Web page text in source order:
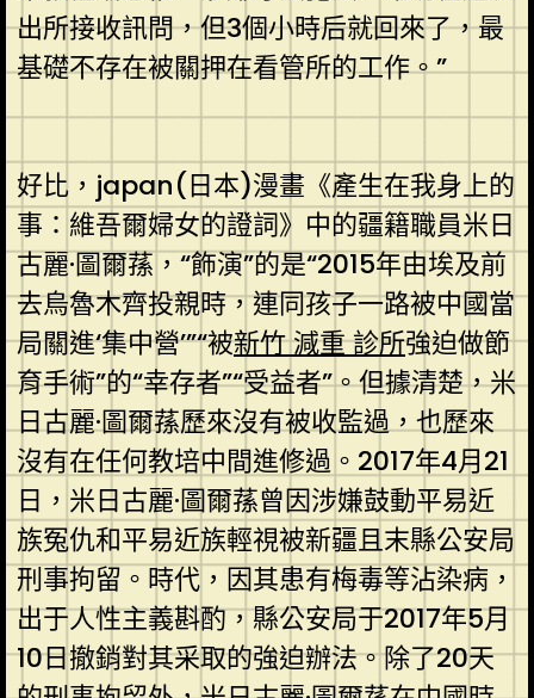
出所接收訊問，但3個小時后就回來了，最
基礎不存在被關押在看管所的工作。”
好比，japan(日本)漫畫《產生在我身上的
事：維吾爾婦女的證詞》中的疆籍職員米日
古麗·圖爾蓀，“飾演”的是“2015年由埃及前
去烏魯木齊投親時，連同孩子一路被中國當
局關進‘集中營’”“被新竹 減重 診所強迫做節
育手術”的“幸存者”“受益者”。但據清楚，米
日古麗·圖爾蓀歷來沒有被收監過，也歷來
沒有在任何教培中間進修過。2017年4月21
日，米日古麗·圖爾蓀曾因涉嫌鼓動平易近
族冤仇和平易近族輕視被新疆且末縣公安局
刑事拘留。時代，因其患有梅毒等沾染病，
出于人性主義斟酌，縣公安局于2017年5月
10日撤銷對其采取的強迫辦法。除了20天